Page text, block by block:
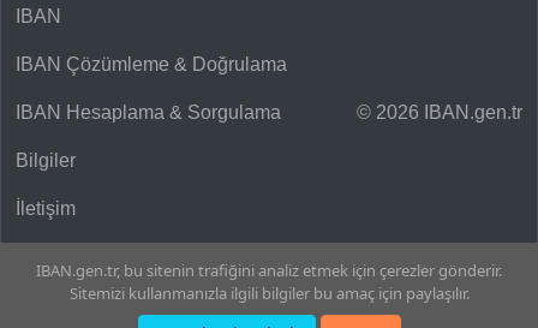
© 2026 IBAN.gen.tr
IBAN
IBAN Çözümleme & Doğrulama
IBAN Hesaplama & Sorgulama
Bilgiler
İletişim
IBAN.gen.tr, bu sitenin trafiğini analiz etmek için çerezler gönderir.
Sitemizi kullanmanızla ilgili bilgiler bu amaç için paylaşılır.